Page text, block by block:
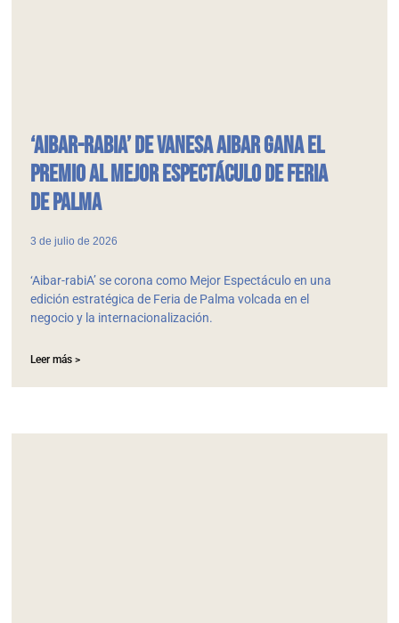
‘Aibar-rabiA’ de Vanesa Aibar gana el
Premio al Mejor Espectáculo de Feria
de Palma
3 de julio de 2026
‘Aibar-rabiA’ se corona como Mejor Espectáculo en una
edición estratégica de Feria de Palma volcada en el
negocio y la internacionalización.
Leer más >